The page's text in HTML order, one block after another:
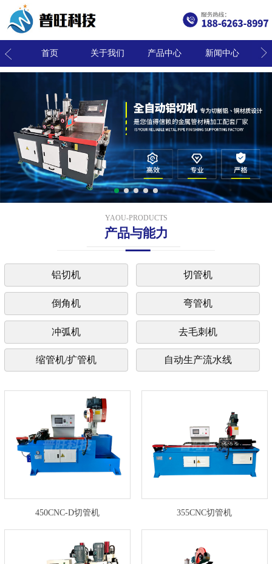
首页 关于我们 产品中心 新闻中心
YAOU-PRODUCTS
产品与能力
铝切机 切管机
倒角机 弯管机
冲弧机 去毛刺机
缩管机/扩管机 自动生产流水线
450CNC-D切管机 355CNC切管机